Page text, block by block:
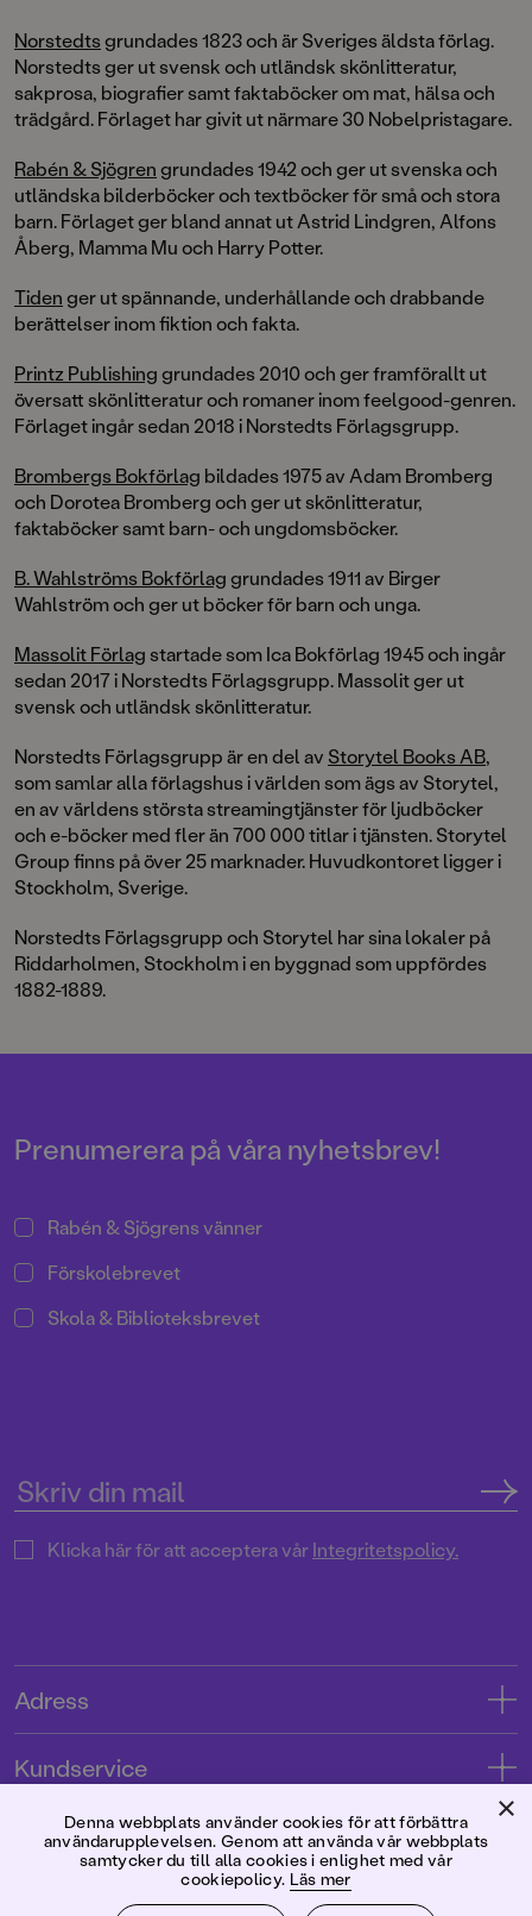
Norstedtsgrundades 1823 och är Sveriges äldsta förlag.
Norstedts ger ut svensk och utländsk skönlitteratur,
sakprosa, biografier samt faktaböcker om mat, hälsa och
trädgård. Förlaget har givit ut närmare 30 Nobelpristagare.
Rabén & Sjögrengrundades 1942 och ger ut svenska och
utländska bilderböcker och textböcker för små och stora
barn. Förlaget ger bland annat ut Astrid Lindgren, Alfons
Åberg, Mamma Mu och Harry Potter.
Tidenger ut spännande, underhållande och drabbande
berättelser inom fiktion och fakta.
Printz Publishinggrundades 2010 och ger framförallt ut
översatt skönlitteratur och romaner inom feelgood-genren.
Förlaget ingår sedan 2018 i Norstedts Förlagsgrupp.
Brombergs Bokförlag bildades 1975 av Adam Bromberg
och Dorotea Bromberg och ger ut skönlitteratur,
faktaböcker samt barn- och ungdomsböcker.
B. Wahlströms Bokförlaggrundades 1911 av Birger
Wahlström och ger ut böcker för barn och unga.
Massolit Förlagstartade som Ica Bokförlag 1945 och ingår
sedan 2017 i Norstedts Förlagsgrupp. Massolit ger ut
svensk och utländsk skönlitteratur.
Norstedts Förlagsgrupp är en del av Storytel Books AB,
som samlar alla förlagshus i världen som ägs av Storytel,
en av världens största streamingtjänster för ljudböcker
och e-böcker med fler än 700 000 titlar i tjänsten. Storytel
Group finns på över 25 marknader. Huvudkontoret ligger i
Stockholm, Sverige.
Norstedts Förlagsgrupp och Storytel har sina lokaler på
Riddarholmen, Stockholm i en byggnad som uppfördes
1882-1889.
Prenumerera på våra nyhetsbrev!
Rabén & Sjögrens vänner
Förskolebrevet
Skola & Biblioteksbrevet
Klicka här för att acceptera vårIntegritetspolicy.
Adress
Tryckerigatan 4
Kundservice
Kontakta oss
Kundservice
Användarvillkor intressenter
Förlaget
×
Denna webbplats använder cookies för att förbättra
användarupplevelsen. Genom att använda vår webbplats
samtycker du till alla cookies i enlighet med vår
cookiepolicy. Läs mer